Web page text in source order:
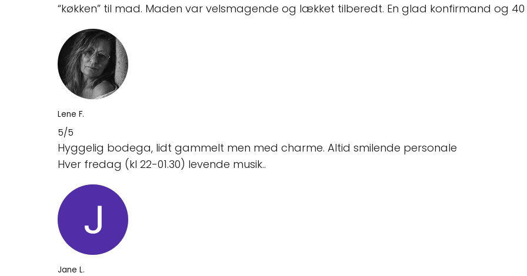
“køkken” til mad. Maden var velsmagende og lækket tilberedt. En glad konfirmand og
Lene F.
5/5
Hyggelig bodega, lidt gammelt men med charme. Altid smilende personale
Hver fredag (kl 22-01.30) levende musik..
Jane L.